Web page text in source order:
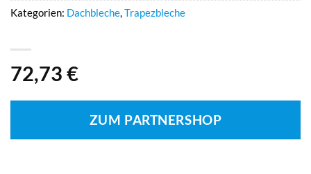
72,73 €
ZUM PARTNERSHOP
Kategorien: Dachbleche,Trapezbleche